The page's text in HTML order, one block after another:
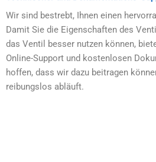
Wir sind bestrebt, Ihnen einen
Damit Sie die Eigenschaften des
das Ventil besser nutzen können,
Online-Support und kostenlosen
hoffen, dass wir dazu beitragen
reibungslos abläuft.